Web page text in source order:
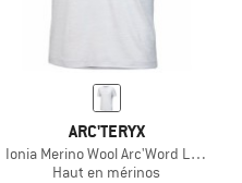
ARC'TERYX
Ionia Merino Wool Arc'Word Logo S/S
Haut en mérinos